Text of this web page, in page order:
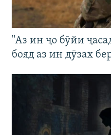
"Аз ин ҷо бӯйи
бояд аз ин дӯзах